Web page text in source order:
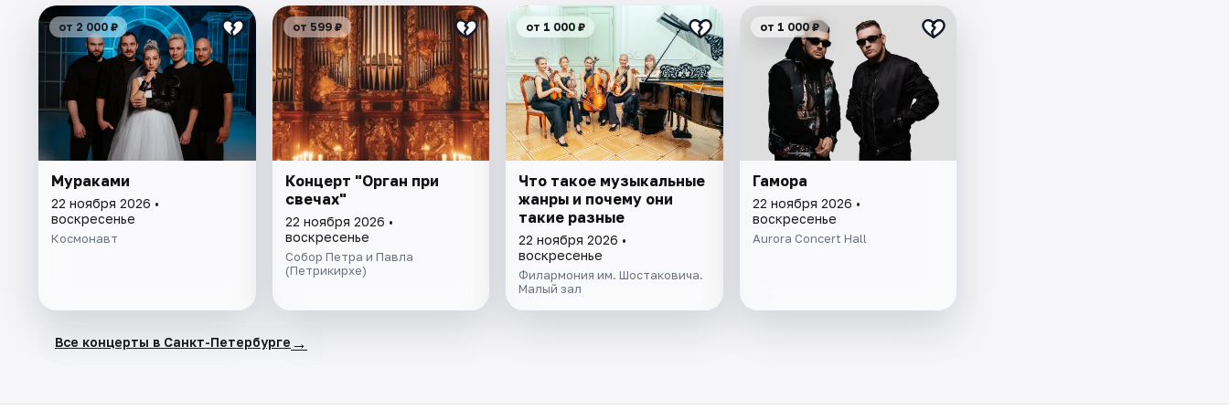
от 2 000 ₽
Мураками
22 ноября 2026 •
воскресенье
Космонавт
от 599 ₽
Концерт "Орган при
свечах"
22 ноября 2026 •
воскресенье
Собор Петра и Павла
(Петрикирхе)
от 1 000 ₽
Что такое музыкальные
жанры и почему они
такие разные
22 ноября 2026 •
воскресенье
Филармония им. Шостаковича.
Малый зал
от 1 000 ₽
Гамора
22 ноября 2026 •
воскресенье
Aurora Concert Hall
Все концерты в Санкт-Петербурге →